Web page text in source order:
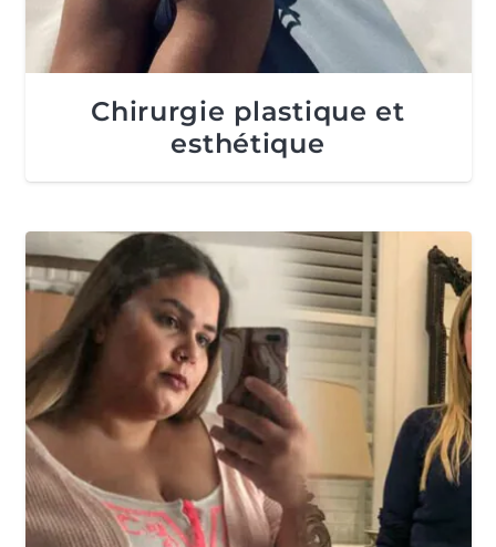
Chirurgie plastique et
esthétique